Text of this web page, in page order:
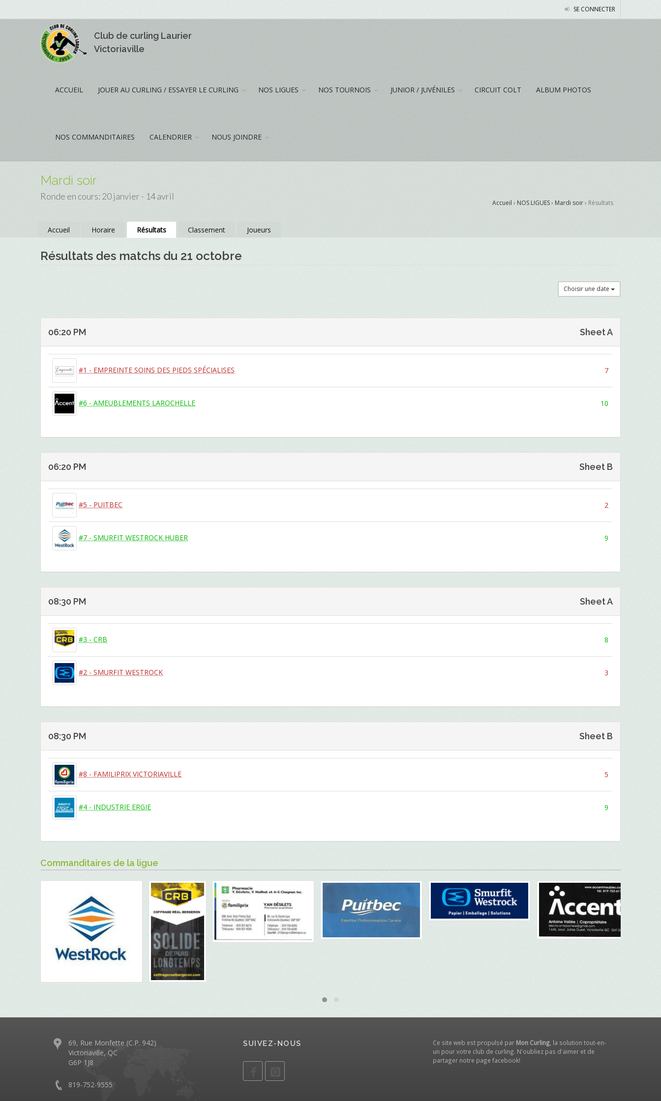
SE CONNECTER
Club de curling Laurier
Victoriaville
ACCUEIL JOUER AU CURLING / ESSAYER LE CURLING NOS LIGUES NOS TOURNOIS JUNIOR / JUVÉNILES CIRCUIT COLT ALBUM PHOTOS
NOS COMMANDITAIRES CALENDRIER NOUS JOINDRE
Mardi soir
Ronde en cours: 20 janvier - 14 avril
Accueil › NOS LIGUES› Mardi soir› Résultats
Accueil Horaire Résultats Classement Joueurs
Résultats des matchs du 21 octobre
Choisir une date
06:20 PM Sheet A
#1 - EMPREINTE SOINS DES PIEDS SPÉCIALISES 7
#6 - AMEUBLEMENTS LAROCHELLE 10
06:20 PM Sheet B
#5 - PUITBEC 2
#7 - SMURFIT WESTROCK HUBER 9
08:30 PM Sheet A
#3 - CRB 8
#2 - SMURFIT WESTROCK 3
08:30 PM Sheet B
#8 - FAMILIPRIX VICTORIAVILLE 5
#4 - INDUSTRIE ERGIE 9
Commanditaires de la ligue
69, Rue Monfette (C.P. 942)
Victoriaville, QC
G6P 1J8
819-752-9555
SUIVEZ-NOUS Ce site web est propulsé par Mon Curling, la solution tout-en-
un pour votre club de curling. N'oubliez pas d'aimer et de
partager notre page facebook!